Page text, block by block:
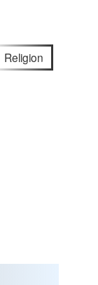
Religion